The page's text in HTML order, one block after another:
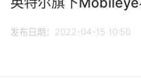
发布日期：2022-04-15 10:50